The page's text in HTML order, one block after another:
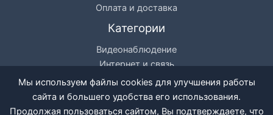
Оплата и доставка
Категории
Видеонаблюдение
Интернет и связь
Цифровое телевидение
Кондиционеры
Разное
Мы используем файлы cookies для улучшения работы
сайта и большего удобства его использования.
Продолжая пользоваться сайтом, Вы подтверждаете, что